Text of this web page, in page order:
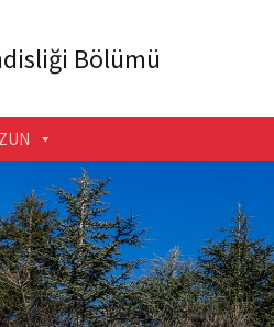
Bölümü